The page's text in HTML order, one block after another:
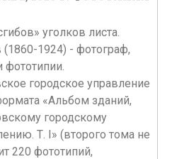
уголков листа.
1924) - фотограф,
фототипии.
городское управление
«Альбом зданий,
городскому
Т. I» (второго тома не
220 фототипий,